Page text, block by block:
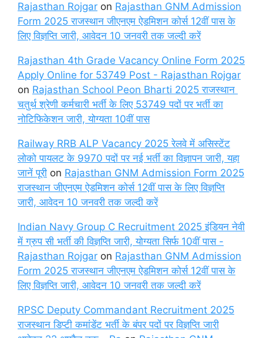
Rajasthan Rojgar on Rajasthan GNM Admission
Form 2025 राजस्थान जीएनएम ऐडमिशन कोर्स 12वीं पास के
लिए विज्ञप्ति जारी, आवेदन 10 जनवरी तक जल्दी करें
Rajasthan 4th Grade Vacancy Online Form 2025
Apply Online for 53749 Post - Rajasthan Rojgar
on Rajasthan School Peon Bharti 2025 राजस्थान
चतुर्थ श्रेणी कर्मचारी भर्ती के लिए 53749 पदों पर भर्ती का
नोटिफिकेशन जारी, योग्यता 10वीं पास
Railway RRB ALP Vacancy 2025 रेलवे में असिस्टेंट
लोको पायलट के 9970 पदों पर नई भर्ती का विज्ञापन जारी, यहा
जानें पूरी on Rajasthan GNM Admission Form 2025
राजस्थान जीएनएम ऐडमिशन कोर्स 12वीं पास के लिए विज्ञप्ति
जारी, आवेदन 10 जनवरी तक जल्दी करें
Indian Navy Group C Recruitment 2025 इंडियन नेवी
में ग्रुप सी भर्ती की विज्ञप्ति जारी, योग्यता सिर्फ 10वीं पास -
Rajasthan Rojgar on Rajasthan GNM Admission
Form 2025 राजस्थान जीएनएम ऐडमिशन कोर्स 12वीं पास के
लिए विज्ञप्ति जारी, आवेदन 10 जनवरी तक जल्दी करें
RPSC Deputy Commandant Recruitment 2025
राजस्थान डिप्टी कमांडेंट भर्ती के बंपर पदों पर विज्ञप्ति जारी